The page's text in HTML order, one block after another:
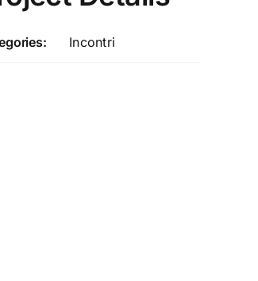
Incontri